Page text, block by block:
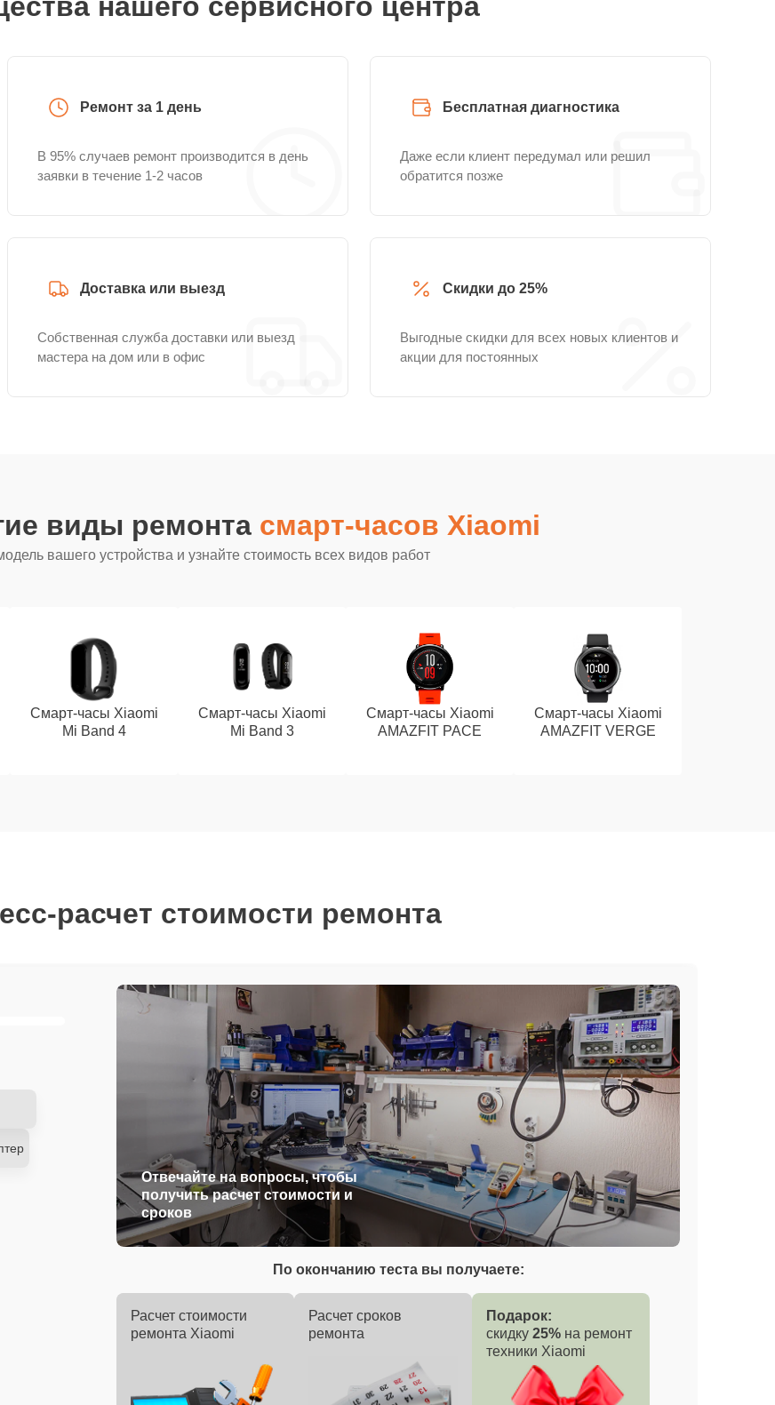
Ремонт за 1 день
В 95% случаев ремонт производится в день
заявки в течение 1-2 часов
Бесплатная диагностика
Даже если клиент передумал или решил
обратится позже
Доставка или выезд
Собственная служба доставки или выезд
мастера на дом или в офис
Скидки до 25%
Выгодные скидки для всех новых клиентов и
акции для постоянных
виды ремонта смарт-часов Xiaomi
вашего устройства и узнайте стоимость всех видов работ
Смарт-часы Xiaomi
Mi Band 4
Смарт-часы Xiaomi
Mi Band 3
Смарт-часы Xiaomi
AMAZFIT PACE
Смарт-часы Xiaomi
AMAZFIT VERGE
расчет стоимости ремонта
Отвечайте на вопросы, чтобы
получить расчет стоимости и
сроков
По окончанию теста вы получаете:
Расчет стоимости
ремонта Xiaomi
Расчет сроков
ремонта
Подарок:
скидку 25% на ремонт
техники Xiaomi